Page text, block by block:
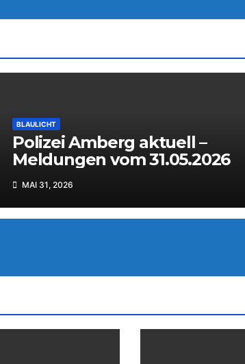
BLAULICHT
Polizei Amberg aktuell –
Meldungen vom 31.05.2026
MAI 31, 2026